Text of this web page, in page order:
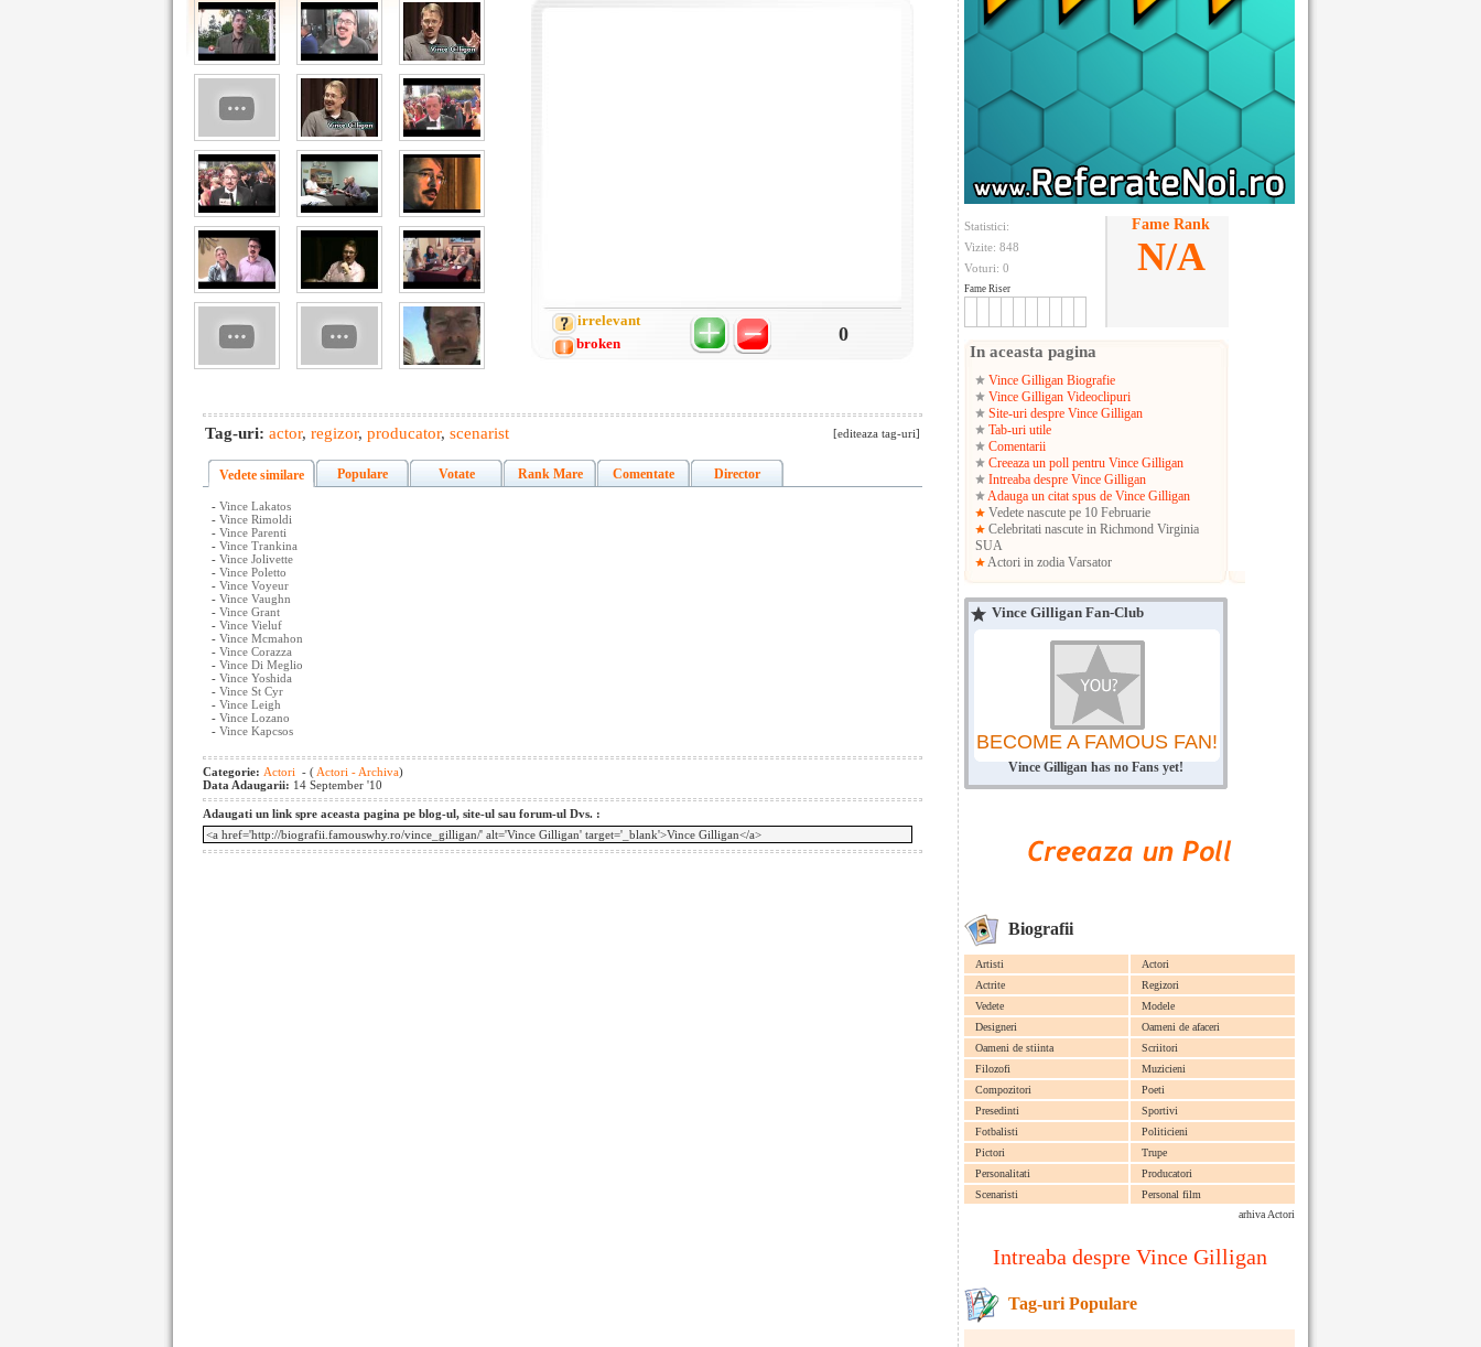
Statistici:
Vizite: 848
Voturi: 0
Fame Riser
Fame Rank
N/A
In aceasta pagina
Vince Gilligan Biografie
Vince Gilligan Videoclipuri
Site-uri despre Vince Gilligan
Tab-uri utile
Comentarii
Creeaza un poll pentru Vince Gilligan
Intreaba despre Vince Gilligan
Adauga un citat spus de Vince Gilligan
Vedete nascute pe 10 Februarie
Celebritati nascute in Richmond Virginia
SUA
Actori in zodia Varsator
Vince Gilligan Fan-Club
BECOME A FAMOUS FAN!
Vince Gilligan has no Fans yet!
Biografii
Artisti
Actori
Actrite
Regizori
Vedete
Modele
Designeri
Oameni de afaceri
Oameni de stiinta
Scriitori
Filozofi
Muzicieni
Compozitori
Poeti
Presedinti
Sportivi
Fotbalisti
Politicieni
Pictori
Trupe
Personalitati
Producatori
Scenaristi
Personal film
arhiva Actori
Intreaba despre Vince Gilligan
Tag-uri Populare
irrelevant
0
broken
Tag-uri: actor, regizor, producator, scenarist [editeaza tag-uri]
Vedete similare Populare Votate Rank Mare Comentate Director
- Vince Lakatos
- Vince Rimoldi
- Vince Parenti
- Vince Trankina
- Vince Jolivette
- Vince Poletto
- Vince Voyeur
- Vince Vaughn
- Vince Grant
- Vince Vieluf
- Vince Mcmahon
- Vince Corazza
- Vince Di Meglio
- Vince Yoshida
- Vince St Cyr
- Vince Leigh
- Vince Lozano
- Vince Kapcsos
Categorie: Actori - ( Actori - Archiva)
Data Adaugarii: 14 September '10
Adaugati un link spre aceasta pagina pe blog-ul, site-ul sau forum-ul Dvs. :